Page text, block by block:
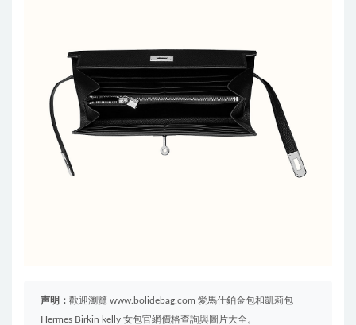
声明： 歡迎瀏覽 www.bolidebag.com 愛馬仕鉑金包和凱莉包
Hermes Birkin kelly 女包官網價格查詢與圖片大全。